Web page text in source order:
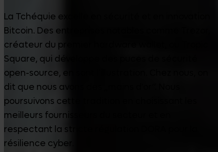
La Tchéquie excelle en sécurité et en innovation
Bitcoin. Des entreprises notables comme Trezor,
créateur du premier hardware wallet, ou Tropic
Square, qui développe des puces de sécurité
open-source, en sont l'illustration. Chez nous, on
dit que nous avons des „mains d'or“. Nous
poursuivons cette tradition en choisissant les
meilleurs fournisseurs du secteur et en
respectant la stricte régulation DORA pour la
résilience cyber.